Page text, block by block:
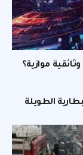
موازية؟